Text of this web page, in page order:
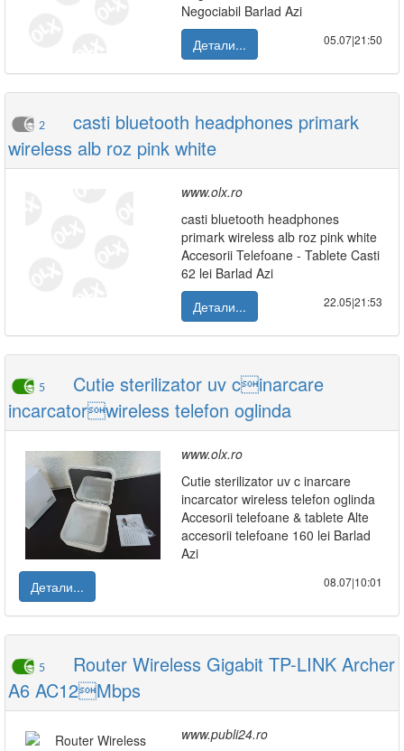
Negociabil Barlad Azi
Детали...
05.07|21:50
2
casti bluetooth headphones primark
wireless alb roz pink white
www.olx.ro
casti bluetooth headphones
primark wireless alb roz pink white
Accesorii Telefoane - Tablete Casti
62 lei Barlad Azi
Детали...
22.05|21:53
5
Cutie sterilizator uv cinarcare
incarcatorwireless telefon oglinda
www.olx.ro
Cutie sterilizator uv c inarcare
incarcator wireless telefon oglinda
Accesorii telefoane & tablete Alte
accesorii telefoane 160 lei Barlad
Azi
Детали...
08.07|10:01
5
Router Wireless Gigabit TP-LINK Archer
A6 AC12Mbps
www.publi24.ro